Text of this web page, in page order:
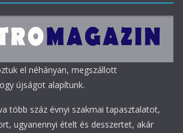
el néhányan, megszállott
újságot alapítunk.
több száz évnyi szakmai tapasztalatot,
ugyanennyi ételt és desszertet, akár